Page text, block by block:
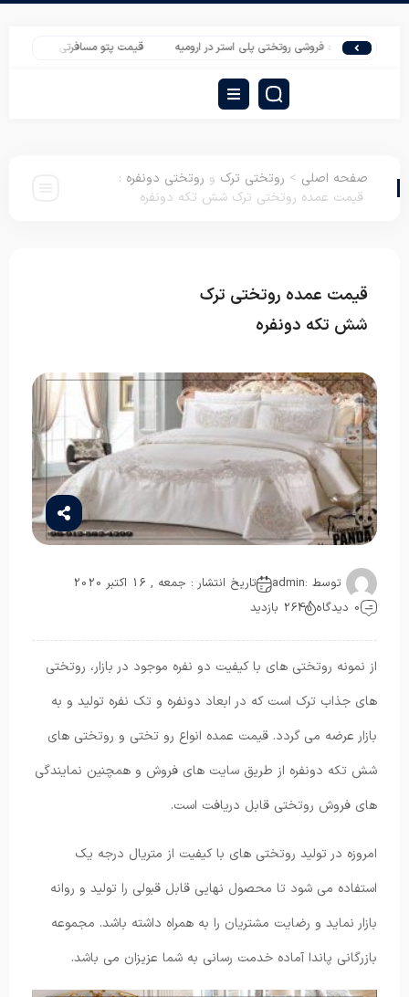
بازار عمده فروشی روتختی پلی استر در ارومیه قیمت پتو مسافرتی تک نفره تیسا شرکت
صفحه اصلی > روتختی ترک و روتختی دونفره :
قیمت عمده روتختی ترک شش تکه دونفره
قیمت عمده روتختی ترک
شش تکه دونفره
توسط :admin
تاریخ انتشار : جمعه , 16 اکتبر 2020
0 دیدگاه
264 بازدید
از نمونه روتختی های با کیفیت دو نفره موجود در بازار، روتختی
های جذاب ترک است که در ابعاد دونفره و تک نفره تولید و به
بازار عرضه می گردد. قیمت عمده انواع رو تختی و روتختی های
شش تکه دونفره از طریق سایت های فروش و همچنین نمایندگی
های فروش روتختی قابل دریافت است.
امروزه در تولید روتختی های با کیفیت از متریال درجه یک
استفاده می شود تا محصول نهایی قابل قبولی را تولید و روانه
بازار نماید و رضایت مشتریان را به همراه داشته باشد. مجموعه
بازرگانی پاندا آماده خدمت رسانی به شما عزیزان می باشد.